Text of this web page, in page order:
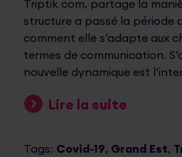
Triptik com, partage la
structure a passé la période
comment elle s’adapte aux
termes de communication.
nouvelle dynamique est
Lire la suite
Tags: Covid-19, Grand Est,